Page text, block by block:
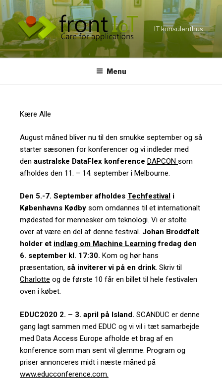
IT konsulenthus
Menu
Kære Alle
August måned bliver nu til den smukke september og så
starter sæsonen for konferencer og vi indleder med
den australske DataFlex konference DAPCON som
afholdes den 11. – 14. september i Melbourne.
Den 5.-7. September afholdes Techfestival i
Københavns Kødby som omdannes til et internationalt
mødested for mennesker om teknologi. Vi er stolte
over at være en del af denne festival. Johan Broddfelt
holder et indlæg om Machine Learningfredag den
6. september kl. 17:30. Kom og hør hans
præsentation, så inviterer vi på en drink. Skriv til
Charlotte og de første 10 får en billet til hele festivalen
oven i købet.
EDUC2020 2. – 3. april på Island. SCANDUC er denne
gang lagt sammen med EDUC og vi vil i tæt samarbejde
med Data Access Europe afholde et brag af en
konference som man sent vil glemme. Program og
priser annonceres midt i næste måned på
www.educconference.com.